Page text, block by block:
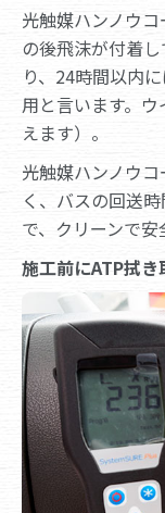
光触媒ハンノウ
の後飛沫が付着
り、24時間以内
用と言います。
えます）。
光触媒ハンノウ
く、バスの回送
で、クリーンで安
施工前にATP拭